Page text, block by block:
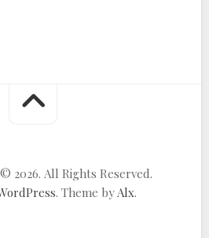
2026. All Rights Reserved.
. Theme byAlx.